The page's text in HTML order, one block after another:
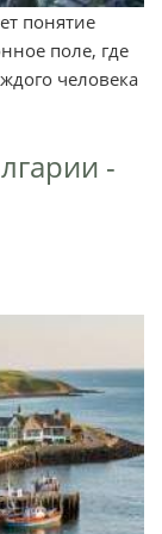
понятие
поле, где
человека
-